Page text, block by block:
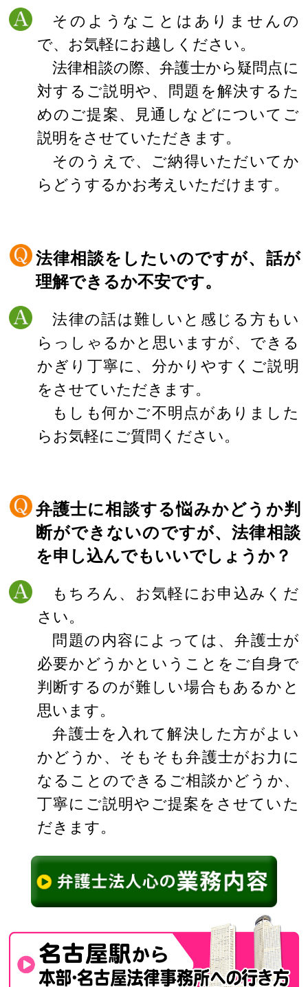
そのようなことはありませんの
で、お気軽にお越しください。
法律相談の際、弁護士から疑問点に
対するご説明や、問題を解決するた
めのご提案、見通しなどについてご
説明をさせていただきます。
そのうえで、ご納得いただいてか
らどうするかお考えいただけます。
法律相談をしたいのですが、話が
理解できるか不安です。
法律の話は難しいと感じる方もい
らっしゃるかと思いますが、できる
かぎり丁寧に、分かりやすくご説明
をさせていただきます。
もしも何かご不明点がありました
らお気軽にご質問ください。
弁護士に相談する悩みかどうか判
断ができないのですが、法律相談
を申し込んでもいいでしょうか？
もちろん、お気軽にお申込みくだ
さい。
問題の内容によっては、弁護士が
必要かどうかということをご自身で
判断するのが難しい場合もあるかと
思います。
弁護士を入れて解決した方がよい
かどうか、そもそも弁護士がお力に
なることのできるご相談かどうか、
丁寧にご説明やご提案をさせていた
だきます。